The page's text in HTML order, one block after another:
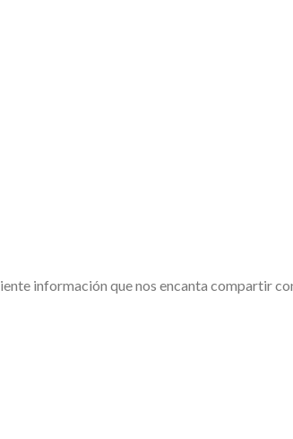
información que nos encanta compartir